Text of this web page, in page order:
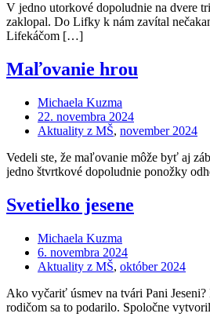
V jedno utorkové dopoludnie na dvere
zaklopal. Do Lifky k nám zavítal
Lifekáčom […]
Maľovanie hrou
Michaela Kuzma
22. novembra 2024
Aktuality z MŠ, november 2024
Vedeli ste, že maľovanie môže byť aj
jedno štvrtkové dopoludnie ponožky
Svetielko jesene
Michaela Kuzma
6. novembra 2024
Aktuality z MŠ, október 2024
Ako vyčariť úsmev na tvári Pani
rodičom sa to podarilo. Spoločne